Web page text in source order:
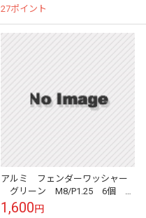
27ポイント
アルミ フェンダーワッシャー
グリーン M8/P1.25 6個 シ
ビック EG6
1,600円